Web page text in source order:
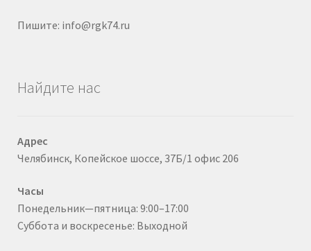
Пишите: info@rgk74.ru
Найдите нас
Адрес
Челябинск, Копейское шоссе, 37Б/1 офис 206
Часы
Понедельник—пятница: 9:00–17:00
Суббота и воскресенье: Выходной